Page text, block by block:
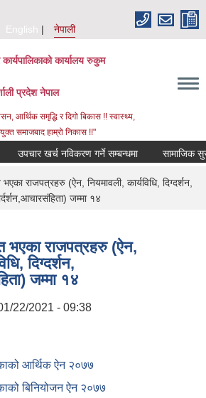
English
नेपाली
कार्यालय रुकुम
प्रदेश नेपाल
आर्थिक समृद्धि र दिगो बिकास !! स्वास्थ्य,
समाजबाद हाम्रो निकास !!"
उपचार खर्च नविकरण गर्ने सम्बन्धमा
राजपत्रहरु (ऐन, नियमावली, कार्यविधि, दिग्दर्शन,
जम्मा १४
भएका राजपत्रहरु (ऐन,
दिग्दर्शन,
जम्मा १४
22/2021 - 09:38
आर्थिक ऐन २०७७
बिनियोजन ऐन २०७७